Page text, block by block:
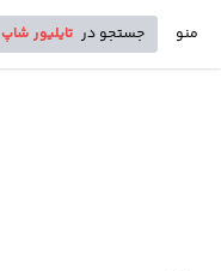
منو جستجو در تایلیور شاپ